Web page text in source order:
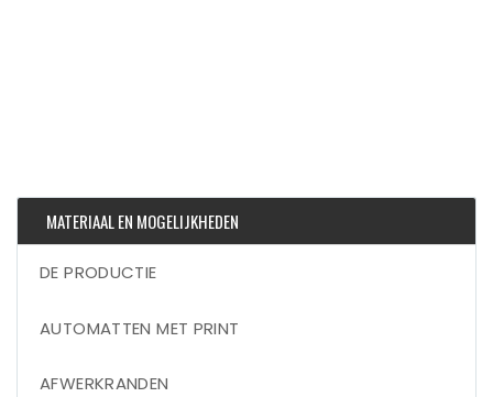
MATERIAAL EN MOGELIJKHEDEN
DE PRODUCTIE
AUTOMATTEN MET PRINT
AFWERKRANDEN